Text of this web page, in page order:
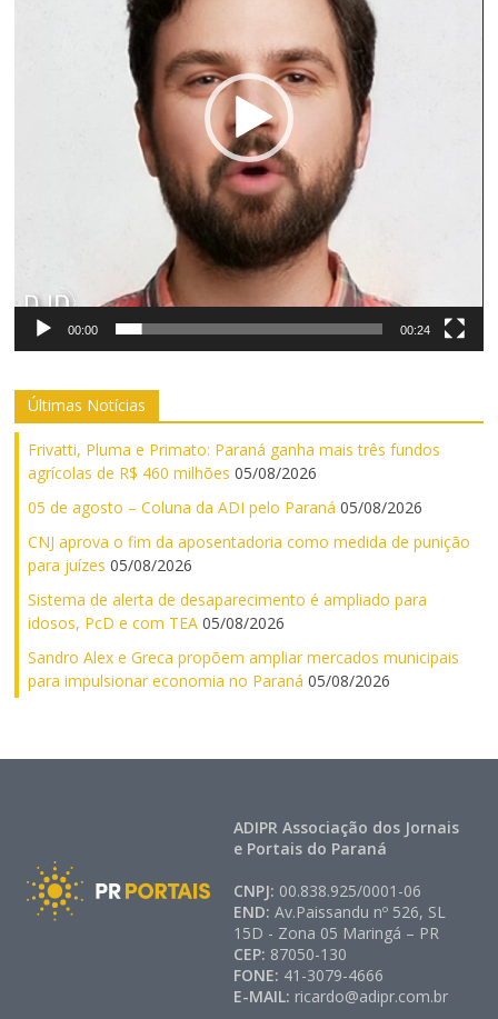
00:00 00:24
Últimas Notícias
Frivatti, Pluma e Primato: Paraná ganha mais três fundos
agrícolas de R$ 460 milhões 05/08/2026
05 de agosto – Coluna da ADI pelo Paraná 05/08/2026
CNJ aprova o fim da aposentadoria como medida de punição
para juízes 05/08/2026
Sistema de alerta de desaparecimento é ampliado para
idosos, PcD e com TEA 05/08/2026
Sandro Alex e Greca propõem ampliar mercados municipais
para impulsionar economia no Paraná 05/08/2026
ADIPR Associação dos Jornais
e Portais do Paraná
CNPJ: 00.838.925/0001-06
END:Av.Paissandu nº 526, SL
15D - Zona 05 Maringá – PR
CEP: 87050-130
FONE: 41-3079-4666
E-MAIL: ricardo@adipr.com.br